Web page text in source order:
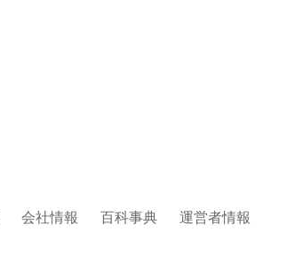
会社情報 百科事典 運営者情報